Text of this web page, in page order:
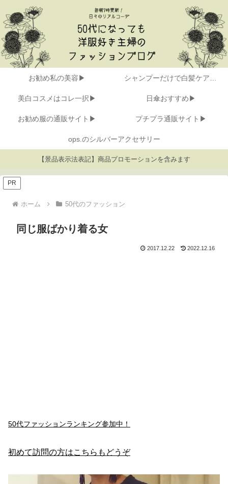
お勧め私の美容▶ シャンプーだけで白髪ケア▶
美白コスメはコレ一択▶ 日傘おすすめ▶
お勧め服の通販サイト▶ プチプラ通販サイト▶
ops.のシルバーアクセサリー
【景品表示法表記】商品プロモーションを含みます
PR
ホーム 50代のファッション
同じ服ばかり着る女
2017.12.22 2022.12.16
50代ファッションランキング参加中！
初めて訪問の方はこちらもどうぞ